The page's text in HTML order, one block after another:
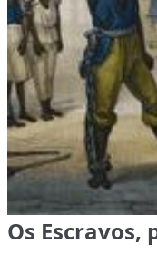
Os